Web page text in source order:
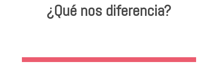
¿Qué nos diferencia?